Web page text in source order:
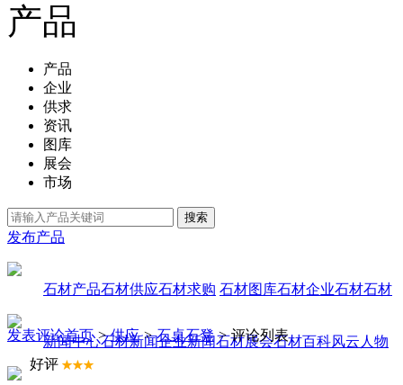
产品
产品
企业
供求
资讯
图库
展会
市场
发布产品
石材产品石材供应石材求购 石材图库石材企业石材石材
新闻中心石材新闻企业新闻石材展会石材百科风云人物
发表评论首页 > 供应 > 石桌石凳 >评论列表
好评